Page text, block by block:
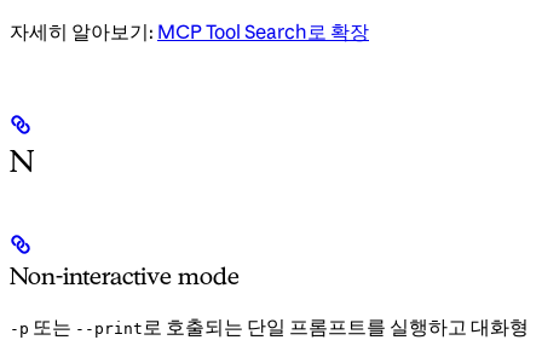
자세히 알아보기: MCP Tool Search로 확장
N
Non-interactive mode
-p 또는 --print 로 호출되는 단일 프롬프트를 실행하고 대화형